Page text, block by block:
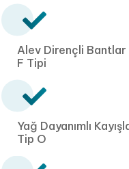
Alev Dirençli Bantlar
F Tipi
Yağ Dayanımlı
Tip O